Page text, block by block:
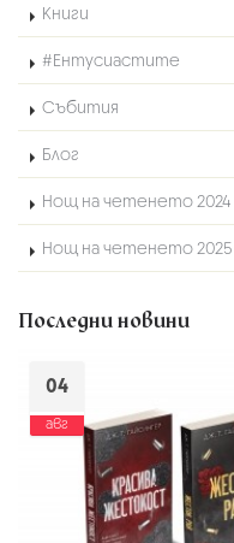
Книги
#Ентусиастите
Събития
Блог
Нощ на четенето 2024
Нощ на четенето 2025
Последни новини
04
авг